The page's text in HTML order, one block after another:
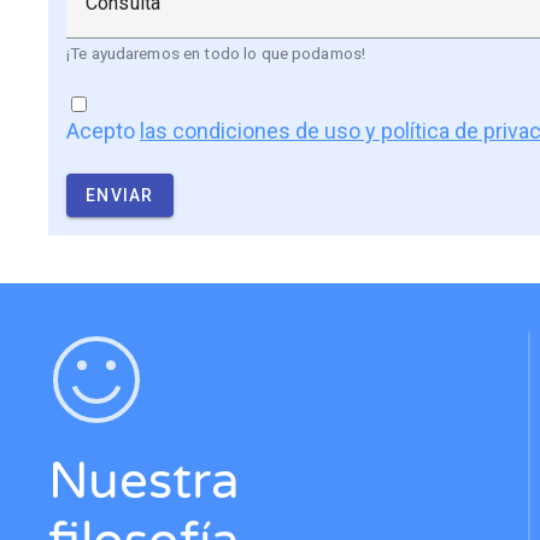
¡Te ayudaremos en todo lo que podamos!
Acepto las condiciones de uso y política de
ENVIAR
Nuestra